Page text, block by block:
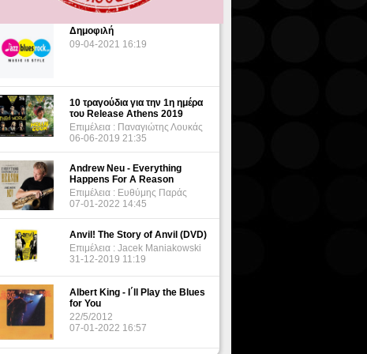
Δημοφιλή
09-04-2021 16:19
10 τραγούδια για την 1η ημέρα
του Release Athens 2019
Επιμέλεια : Παναγιώτης Λουκάς
06-06-2019 21:35
Andrew Neu - Everything
Happens For A Reason
Επιμέλεια : Ευθύμης Παράς
07-01-2022 14:45
Anvil! The Story of Anvil (DVD)
Επιμέλεια : Jacek Maniakowski
31-12-2019 11:19
Albert King - I΄ll Play the Blues
for You
22/5/2012
07-01-2022 16:57